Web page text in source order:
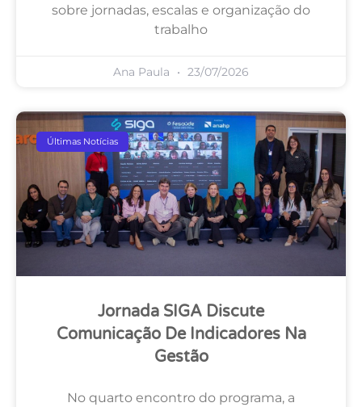
sobre jornadas, escalas e organização do
trabalho
Ana Paula 23/07/2026
Últimas Notícias
Jornada SIGA Discute
Comunicação De Indicadores Na
Gestão
No quarto encontro do programa, a